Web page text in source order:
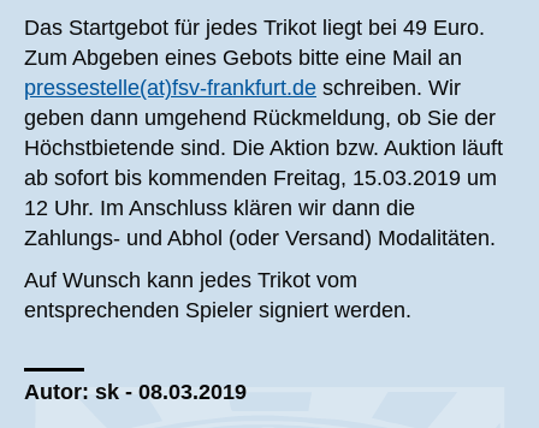
Das Startgebot für jedes Trikot liegt bei 49 Euro.
Zum Abgeben eines Gebots bitte eine Mail an
pressestelle(at)fsv-frankfurt.de schreiben. Wir
geben dann umgehend Rückmeldung, ob Sie der
Höchstbietende sind. Die Aktion bzw. Auktion läuft
ab sofort bis kommenden Freitag, 15.03.2019 um
12 Uhr. Im Anschluss klären wir dann die
Zahlungs- und Abhol (oder Versand) Modalitäten.
Auf Wunsch kann jedes Trikot vom
entsprechenden Spieler signiert werden.
Autor: sk - 08.03.2019